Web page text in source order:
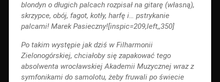
blondyn o długich palcach rozpisał na gitarę (własną),
skrzypce, obój, fagot, kotły, harfę i… pstrykanie
palcami! Marek Pasieczny![inspic=209,left,,350]
Po takim występie jak dziś w Filharmonii
Zielonogórskiej, chciałoby się zapakować tego
absolwenta wrocławskiej Akademii Muzycznej wraz z
symfonikami do samolotu, żeby fruwali po świecie